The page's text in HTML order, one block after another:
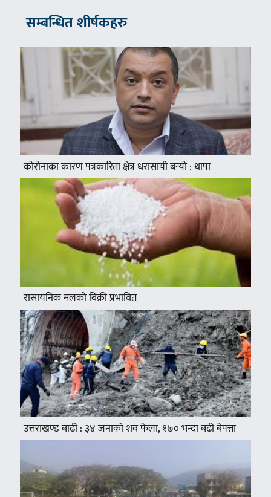
सम्बन्धित शीर्षकहरु
कोरोनाका कारण पत्रकारिता क्षेत्र धरासायी बन्यो : थापा
रासायनिक मलको बिक्री प्रभावित
उत्तराखण्ड बाढी : ३४ जनाको शव फेला, १७० भन्दा बढी बेपत्ता